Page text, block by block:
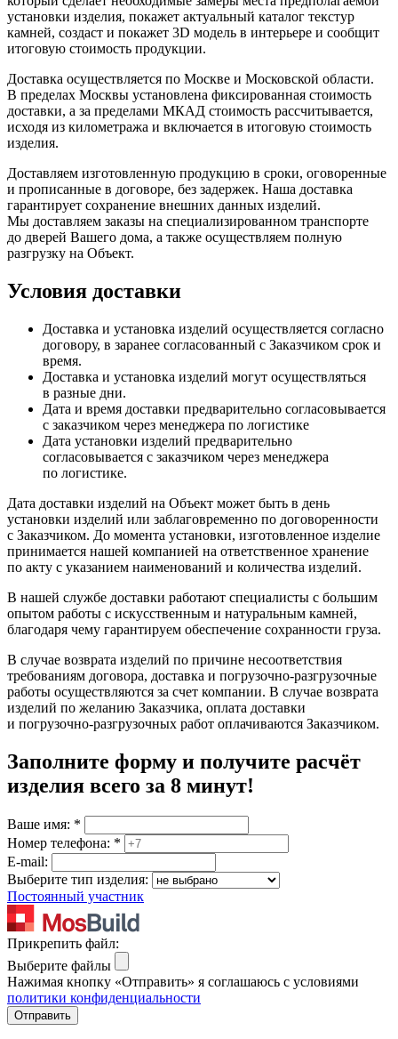
установки изделия, покажет актуальный каталог текстур
камней, создаст и покажет 3D модель в интерьере и сообщит
итоговую стоимость продукции.
Доставка осуществляется по Москве и Московской области.
В пределах Москвы установлена фиксированная стоимость
доставки, а за пределами МКАД стоимость рассчитывается,
исходя из километража и включается в итоговую стоимость
изделия.
Доставляем изготовленную продукцию в сроки, оговоренные
и прописанные в договоре, без задержек. Наша доставка
гарантирует сохранение внешних данных изделий.
Мы доставляем заказы на специализированном транспорте
до дверей Вашего дома, а также осуществляем полную
разгрузку на Объект.
Условия доставки
Доставка и установка изделий осуществляется согласно
договору, в заранее согласованный с Заказчиком срок и
время.
Доставка и установка изделий могут осуществляться
в разные дни.
Дата и время доставки предварительно согласовывается
с заказчиком через менеджера по логистике
Дата установки изделий предварительно
согласовывается с заказчиком через менеджера
по логистике.
Дата доставки изделий на Объект может быть в день
установки изделий или заблаговременно по договоренности
с Заказчиком. До момента установки, изготовленное изделие
принимается нашей компанией на ответственное хранение
по акту с указанием наименований и количества изделий.
В нашей службе доставки работают специалисты с большим
опытом работы с искусственным и натуральным камней,
благодаря чему гарантируем обеспечение сохранности груза.
В случае возврата изделий по причине несоответствия
требованиям договора, доставка и погрузочно-разгрузочные
работы осуществляются за счет компании. В случае возврата
изделий по желанию Заказчика, оплата доставки
и погрузочно-разгрузочных работ оплачиваются Заказчиком.
Заполните форму и получите расчёт
изделия всего за 8 минут!
Ваше имя: *
Номер телефона: *
E-mail:
Выберите тип изделия:
Постоянный участник
Прикрепить файл:
Выберите файлы
Нажимая кнопку «Отправить» я соглашаюсь с условиями
политики конфиденциальности
Отправить